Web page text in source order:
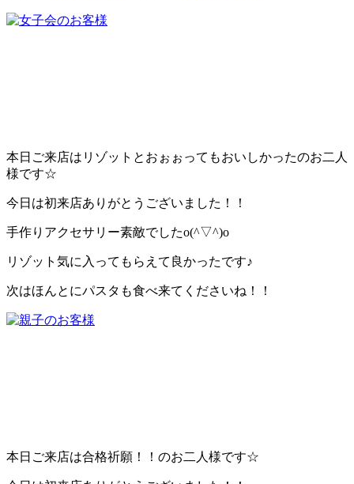
本日ご来店はリゾットとおぉぉってもおいしかったのお二人
様です☆
今日は初来店ありがとうございました！！
手作りアクセサリー素敵でしたo(^▽^)o
リゾット気に入ってもらえて良かったです♪
次はほんとにパスタも食べ来てくださいね！！
本日ご来店は合格祈願！！のお二人様です☆